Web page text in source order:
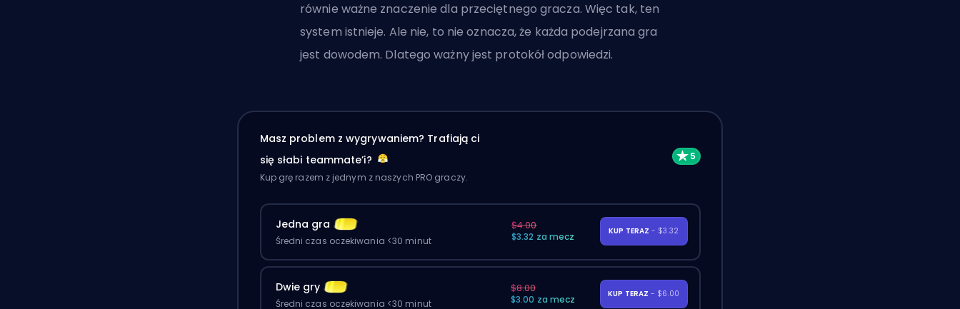
równie ważne znaczenie dla przeciętnego gracza. Więc tak, ten
system istnieje. Ale nie, to nie oznacza, że każda podejrzana gra
jest dowodem. Dlatego ważny jest protokół odpowiedzi.
Masz problem z wygrywaniem? Trafiają ci
się słabi teammate’i?
Kup grę razem z jednym z naszych PRO graczy.
Jedna gra
Średni czas oczekiwania <30 minut
$4.00
$3.32 za mecz
KUP TERAZ - $3.32
Dwie gry
Średni czas oczekiwania <30 minut
$8.00
$3.00 za mecz
KUP TERAZ - $6.00